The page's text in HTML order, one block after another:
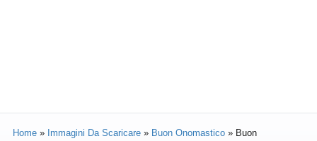
Home » Immagini Da Scaricare » Buon Onomastico » Buon